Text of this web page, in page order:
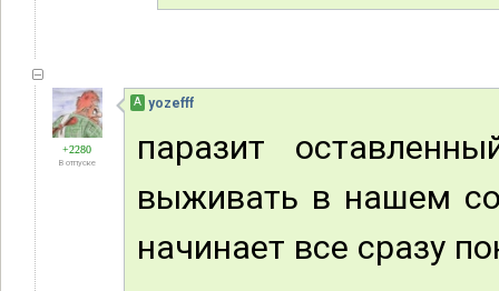
+2280
В отпуске
А yozefff
паразит
выживать в нашем
начинает все сразу